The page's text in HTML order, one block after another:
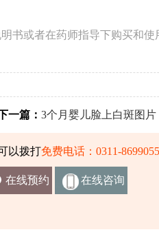
书或者在药师指导下购买和使
篇： 3个月婴儿脸上白斑图片
以拨打免费电话：0311-
在线预约 在线咨询